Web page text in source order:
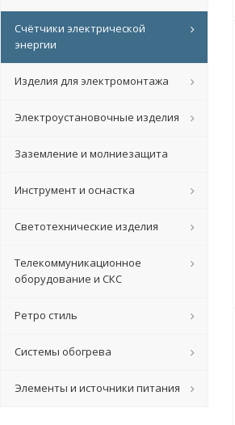
Счётчики электрической
энергии
Изделия для электромонтажа
Электроустановочные изделия
Заземление и молниезащита
Инструмент и оснастка
Светотехнические изделия
Телекоммуникационное
оборудование и СКС
Ретро стиль
Системы обогрева
Элементы и источники питания